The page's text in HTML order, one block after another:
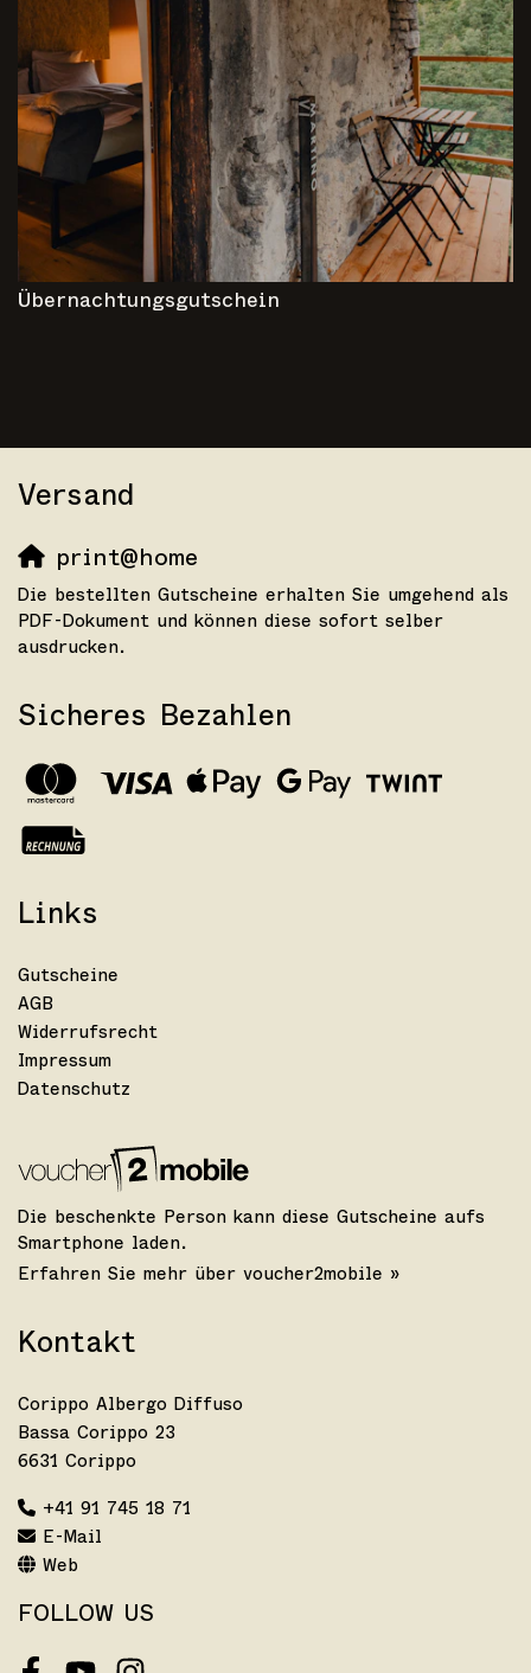
Übernachtungsgutschein
Versand
print@home
Die bestellten Gutscheine erhalten Sie umgehend als
PDF-Dokument und können diese sofort selber
ausdrucken.
Sicheres Bezahlen
Links
Gutscheine
AGB
Widerrufsrecht
Impressum
Datenschutz
Die beschenkte Person kann diese Gutscheine aufs
Smartphone laden.
Erfahren Sie mehr über voucher2mobile »
Kontakt
Corippo Albergo Diffuso
Bassa Corippo 23
6631 Corippo
+41 91 745 18 71
E-Mail
Web
FOLLOW US